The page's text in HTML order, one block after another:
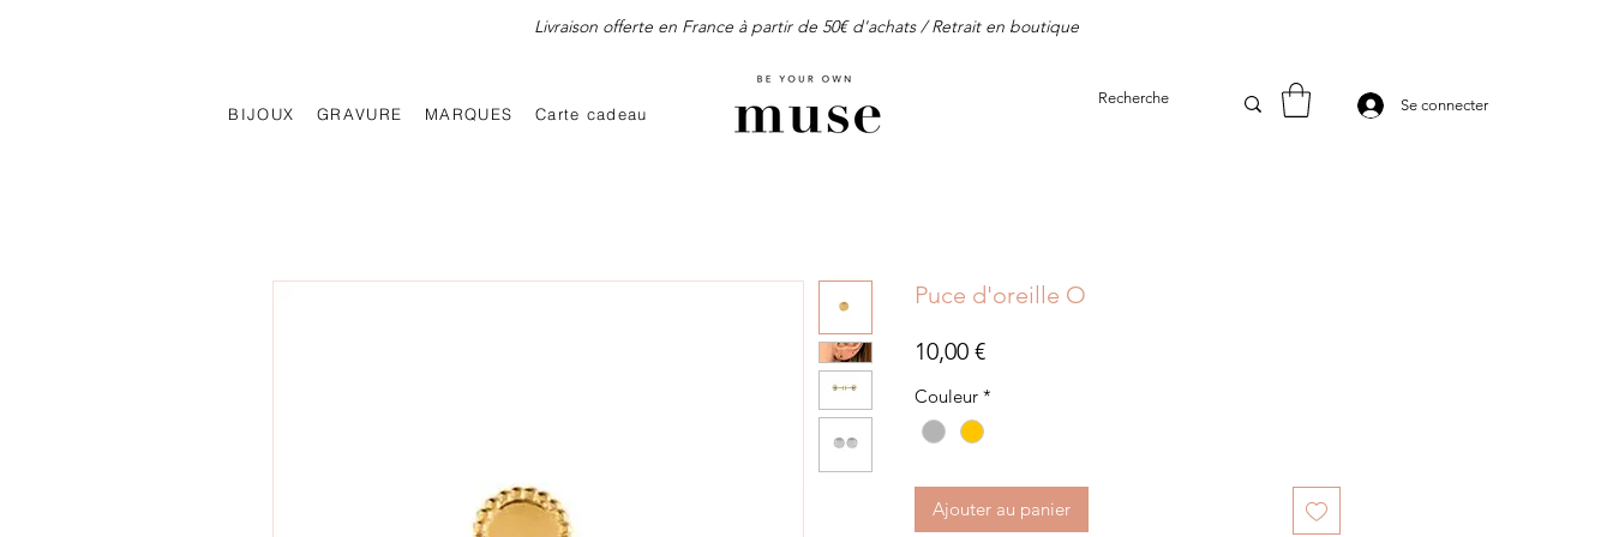
Livraison offerte en France à partir de 50€ d'achats / Retrait en boutique
BIJOUX GRAVURE MARQUES Carte cadeau Se connecter
Puce d'oreille O
10,00 €Prix
Couleur *
Ajouter au panier